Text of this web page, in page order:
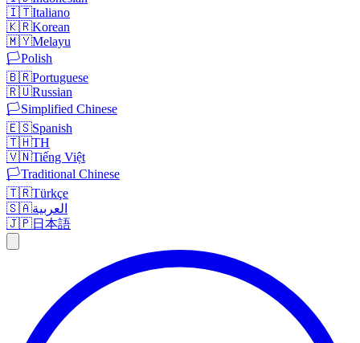
🇮🇹Italiano
🇰🇷Korean
🇲🇾Melayu
🏳️Polish
🇧🇷Portuguese
🇷🇺Russian
🏳️Simplified Chinese
🇪🇸Spanish
🇹🇭TH
🇻🇳Tiếng Việt
🏳️Traditional Chinese
🇹🇷Türkçe
🇸🇦العربية
🇯🇵日本語